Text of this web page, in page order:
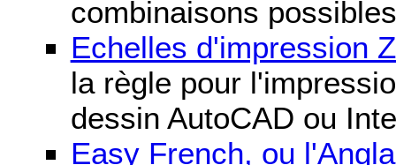
combinaisons
Echelles d'impression
la règle pour
dessin AutoCAD ou
Easy French, ou